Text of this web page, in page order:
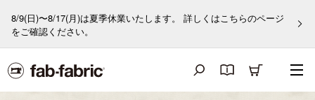
8/9(日)〜8/17(月)は夏季休業いたします。 詳しくはこちらのページ
をご確認ください。